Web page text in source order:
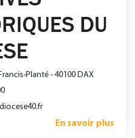
DU
Planté - 40100 DAX
En savoir plus